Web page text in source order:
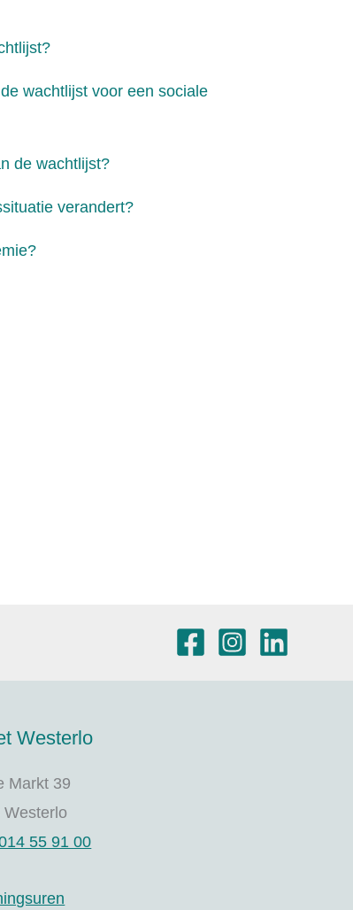
wachtlijst voor een sociale
de wachtlijst?
verandert?
Westerlo
Markt 39
Westerlo
55 91 00